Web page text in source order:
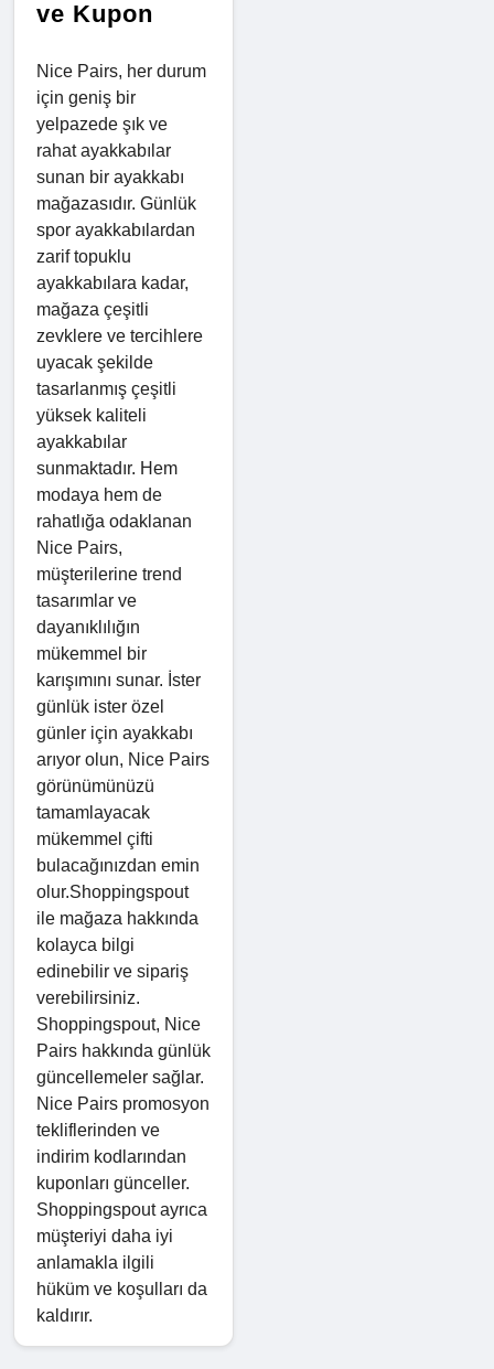
ve Kupon
Nice Pairs, her durum
için geniş bir
yelpazede şık ve
rahat ayakkabılar
sunan bir ayakkabı
mağazasıdır. Günlük
spor ayakkabılardan
zarif topuklu
ayakkabılara kadar,
mağaza çeşitli
zevklere ve tercihlere
uyacak şekilde
tasarlanmış çeşitli
yüksek kaliteli
ayakkabılar
sunmaktadır. Hem
modaya hem de
rahatlığa odaklanan
Nice Pairs,
müşterilerine trend
tasarımlar ve
dayanıklılığın
mükemmel bir
karışımını sunar. İster
günlük ister özel
günler için ayakkabı
arıyor olun, Nice Pairs
görünümünüzü
tamamlayacak
mükemmel çifti
bulacağınızdan emin
olur.Shoppingspout
ile mağaza hakkında
kolayca bilgi
edinebilir ve sipariş
verebilirsiniz.
Shoppingspout, Nice
Pairs hakkında günlük
güncellemeler sağlar.
Nice Pairs promosyon
tekliflerinden ve
indirim kodlarından
kuponları günceller.
Shoppingspout ayrıca
müşteriyi daha iyi
anlamakla ilgili
hüküm ve koşulları da
kaldırır.